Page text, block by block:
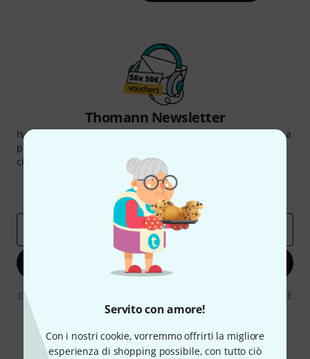
Servito con amore!
Con i nostri cookie, vorremmo offrirti la migliore
esperienza di shopping possibile, con tutto ciò
Thomann Newsletter
Iscriviti alla newsletter di Thomann, e con un po' di fortuna
potrai vincere uno dei 50 buoni del valore di 50 euro
ciascuno!
Contributi d'ispirazione
Approfondimenti Thomann
Iscriviti ora
Cliccando su "Iscriviti ora", lei accetta di ricevere pubblicità via e-mail. È
possibile annullare l'iscrizione in qualsiasi momento. Può trovare
ulteriori informazioni sulla newsletter nelle nostre linee guida per la
* Richiesto